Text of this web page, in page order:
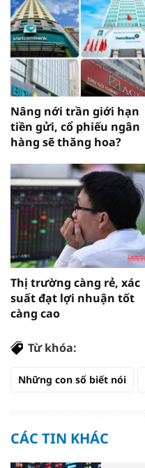
Nâng nới trần giới hạn
tiền gửi, cổ phiếu ngân
hàng sẽ thăng hoa?
Thị trường càng rẻ, xác
suất đạt lợi nhuận tốt
càng cao
Từ khóa:
Những con số biết nói
CÁC TIN KHÁC